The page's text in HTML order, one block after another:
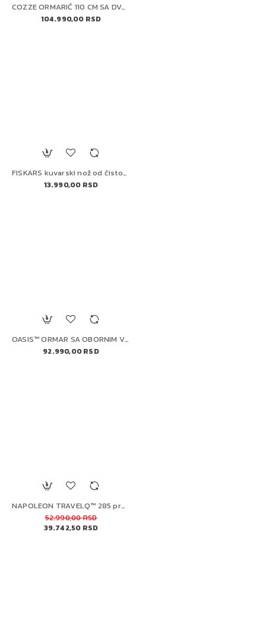
COZZE ORMARIĆ 110 CM SA DVOSTRUKIM VRATIMA (90216) ELEMENT
104.990,00 RSD
FISKARS kuvarski nož od čistog čelika, 20 cm (1062882)
13.990,00 RSD
OASIS™ ORMAR SA OBORNIM VRATIMA NAPOLEON IM-UDC-CN
92.990,00 RSD
NAPOLEON TRAVELQ™ 285 prenosni plinski roštilj
39.742,50 RSD
52.990,00 RSD